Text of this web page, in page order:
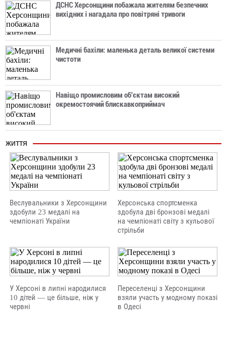
ДСНС Херсонщини побажала жителям безпечних
вихідних і нагадала про повітряні тривоги
Медичні бахіли: маленька деталь великої системи
чистоти
Навіщо промисловим об'єктам високий
окремостоячий блискавкоприймач
ЖИТТЯ
Веслувальники з Херсонщини
здобули 23 медалі на
чемпіонаті України
Херсонська спортсменка
здобула дві бронзові медалі
на чемпіонаті світу з кульової
стрільби
У Херсоні в липні народилися
10 дітей — це більше, ніж у
червні
Переселенці з Херсонщини
взяли участь у модному показі
в Одесі